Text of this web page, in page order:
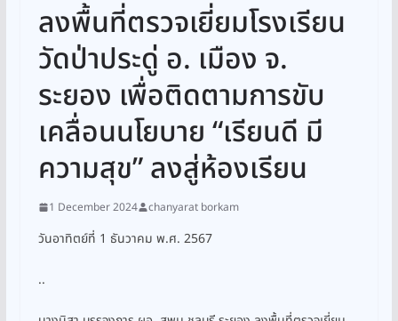
ลงพื้นที่ตรวจเยี่ยมโรงเรียน
วัดป่าประดู่ อ. เมือง จ.
ระยอง เพื่อติดตามการขับ
เคลื่อนนโยบาย “เรียนดี มี
ความสุข” ลงสู่ห้องเรียน
1 December 2024 chanyarat borkam
วันอาทิตย์ที่ 1 ธันวาคม พ.ศ. 2567
..